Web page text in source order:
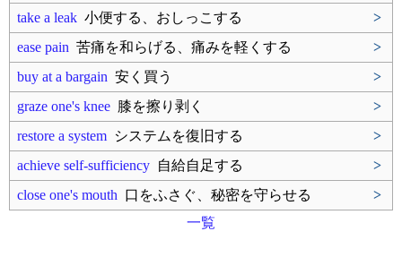
take a leak 小便する、おしっこする
>
ease pain 苦痛を和らげる、痛みを軽くする
>
buy at a bargain 安く買う
>
graze one's knee 膝を擦り剥く
>
restore a system システムを復旧する
>
achieve self-sufficiency 自給自足する
>
close one's mouth 口をふさぐ、秘密を守らせる
>
一覧